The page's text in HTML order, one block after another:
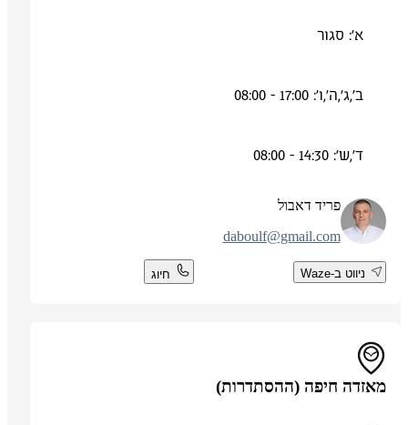
א': סגור
ב',ג',ה',ו': 17:00 - 08:00
ד',ש': 14:30 - 08:00
פריד דאבול
daboulf@gmail.com
ניווט ב-Waze חיוג
מאזדה חיפה (ההסתדרות)